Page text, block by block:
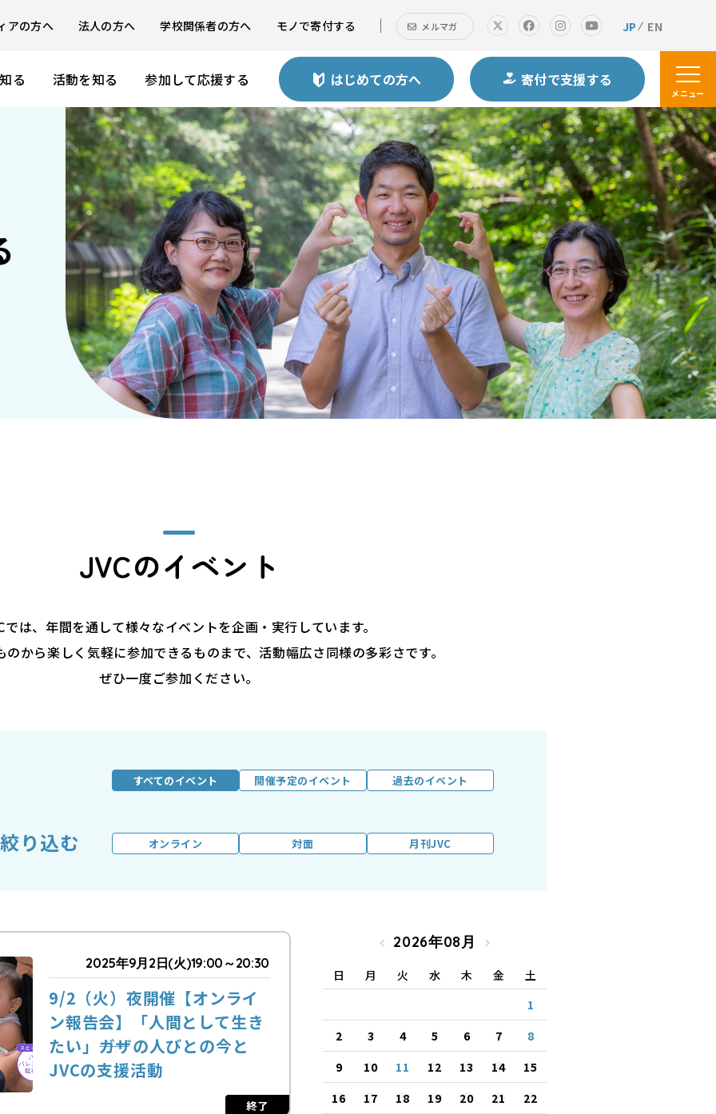
アの方へ 法人の方へ 学校関係者の方へ モノで寄付する メルマガ JP EN
る 活動を知る 参加して応援する はじめての方へ 寄付で支援する
メニュー
JVCのイベント
では、年間を通して様々なイベントを企画・実行しています。
のから楽しく気軽に参加できるものまで、活動幅広さ同様の多彩さです。
ぜひ一度ご参加ください。
すべてのイベント 開催予定のイベント 過去のイベント
り込む オンライン 対面 月刊JVC
2025年9月2日(火)19:00～20:30
9/2（火）夜開催【オンライ
ン報告会】「人間として生き
たい」――ガザの人びとの今と
JVCの支援活動
終了
2026年08月
日 月 火 水 木 金
土
1
2
3 4 5 6 7
8
9
10 11 12 13 14
15
16
17 18 19 20 21
22